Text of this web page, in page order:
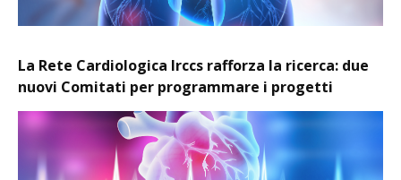
La Rete Cardiologica Irccs rafforza la ricerca: due
nuovi Comitati per programmare i progetti